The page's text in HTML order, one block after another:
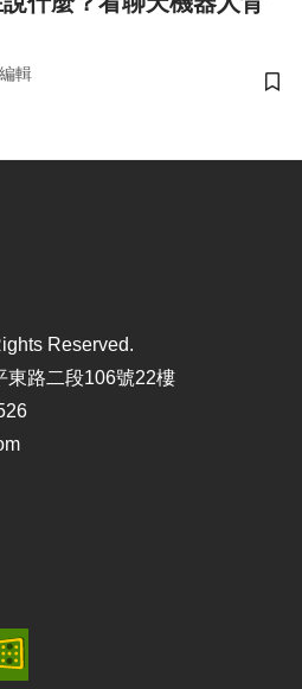
輯
儲
Reserved.
東路二段106號22樓